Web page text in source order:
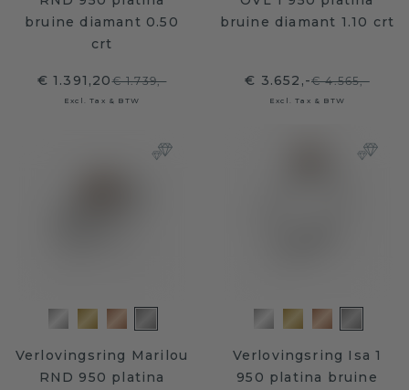
bruine diamant 0.50
crt
€ 1.391,20€ 1.739,-
Excl. Tax & BTW
bruine diamant 1.10 crt
€ 3.652,-€ 4.565,-
Excl. Tax & BTW
Verlovingsring Marilou
RND 950 platina
Verlovingsring Isa 1
950 platina bruine